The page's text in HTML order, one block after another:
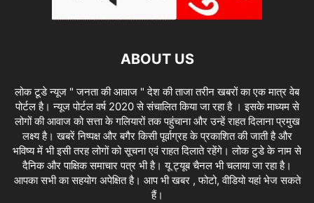
ABOUT US
लोक टूडे न्यूज " जनता की आवाज " देश की ताजा तरीन खबरों का एक मात्र वेब
पोर्टल है। न्यूज पोर्टल वर्ष 2020 से संचालित किया जा रहा है । इसके माध्यम से
लोगों की आवाज को सत्ता के गलियारों तक पहुंचाना और उन्हें राहत दिलाना प्रमुख
लक्ष्य है। खबरें निष्पक्ष और बगैर किसी पूर्वाग्रह के प्रकाशित की जाती है और
भविष्य में भी इसी तरह लोगों को सूचना एवं राहत दिलाते रहेंगे। लोक टुडे के नाम से
दैनिक और पाक्षिक समाचार पत्र भी है। यू ट्यूब चैनल भी चलाया जा रहा है।
आपका सभी का सहयोग अपेक्षित है। आप भी खबर , फोटो, वीडियो यहां भेज सकते
हैं।